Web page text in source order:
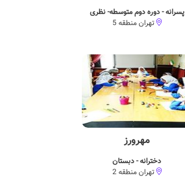
پسرانه - دوره دوم متوسطه- نظری
تهران منطقه 5
مهرورز
دخترانه - دبستان
تهران منطقه 2